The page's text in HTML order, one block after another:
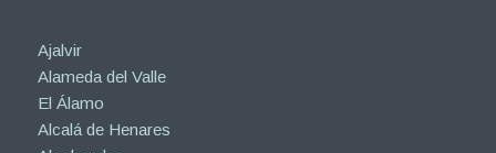
Ajalvir
Alameda del Valle
El Álamo
Alcalá de Henares